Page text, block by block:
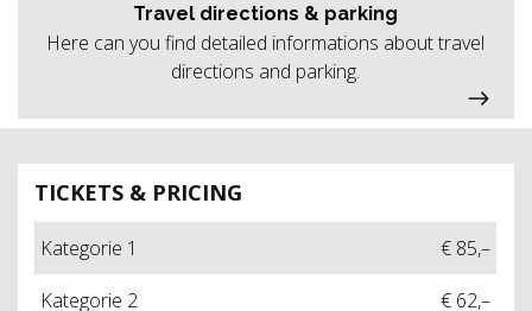
TICKETS & PRICING
Kategorie 1
€ 85,–
Kategorie 2
€ 62,–
Travel directions & parking
Here can you find detailed informations about travel
directions and parking.